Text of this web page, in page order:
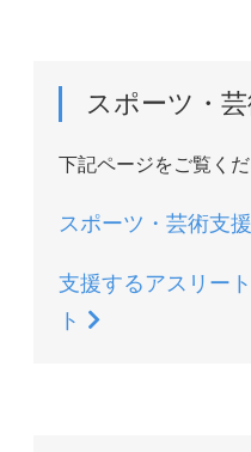
スポーツ・
下記ページをご覧くだ
スポーツ・芸術支
支援するアスリー
ト